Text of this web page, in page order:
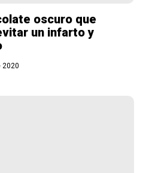
oscuro que
un infarto y
2020